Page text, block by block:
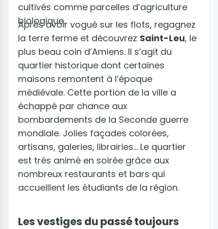
cultivés comme parcelles d’agriculture
biologique.
Après avoir vogué sur les flots, regagnez
la terre ferme et découvrez Saint-Leu, le
plus beau coin d’Amiens. Il s’agit du
quartier historique dont certaines
maisons remontent à l’époque
médiévale. Cette portion de la ville a
échappé par chance aux
bombardements de la Seconde guerre
mondiale. Jolies façades colorées,
artisans, galeries, librairies… Le quartier
est très animé en soirée grâce aux
nombreux restaurants et bars qui
accueillent les étudiants de la région.
Les vestiges du passé toujours